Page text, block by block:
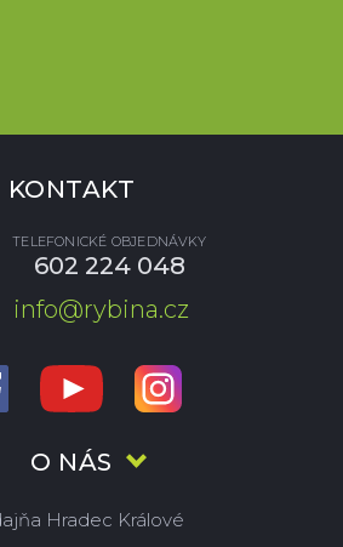
O NÁS
Hradec Králové
KONTAKT
TELEFONICKÉ OBJEDNÁVKY
602 224 048
info@rybina.cz